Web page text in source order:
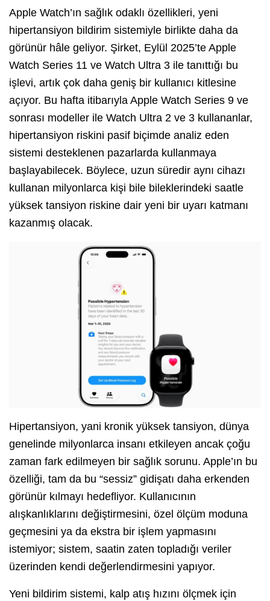
Apple Watch’ın sağlık odaklı özellikleri, yeni
hipertansiyon bildirim sistemiyle birlikte daha da
görünür hâle geliyor. Şirket, Eylül 2025’te Apple
Watch Series 11 ve Watch Ultra 3 ile tanıttığı bu
işlevi, artık çok daha geniş bir kullanıcı kitlesine
açıyor. Bu hafta itibarıyla Apple Watch Series 9 ve
sonrası modeller ile Watch Ultra 2 ve 3 kullananlar,
hipertansiyon riskini pasif biçimde analiz eden
sistemi desteklenen pazarlarda kullanmaya
başlayabilecek. Böylece, uzun süredir aynı cihazı
kullanan milyonlarca kişi bile bileklerindeki saatle
yüksek tansiyon riskine dair yeni bir uyarı katmanı
kazanmış olacak.
Hipertansiyon, yani kronik yüksek tansiyon, dünya
genelinde milyonlarca insanı etkileyen ancak çoğu
zaman fark edilmeyen bir sağlık sorunu. Apple’ın bu
özelliği, tam da bu “sessiz” gidişatı daha erkenden
görünür kılmayı hedefliyor. Kullanıcının
alışkanlıklarını değiştirmesini, özel ölçüm moduna
geçmesini ya da ekstra bir işlem yapmasını
istemiyor; sistem, saatin zaten topladığı veriler
üzerinden kendi değerlendirmesini yapıyor.
Yeni bildirim sistemi, kalp atış hızını ölçmek için